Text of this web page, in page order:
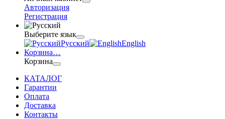
Авторизация
Регистрация
Выберите язык
Русский
English
Корзина…
Корзина
КАТАЛОГ
Гарантии
Оплата
Доставка
Контакты